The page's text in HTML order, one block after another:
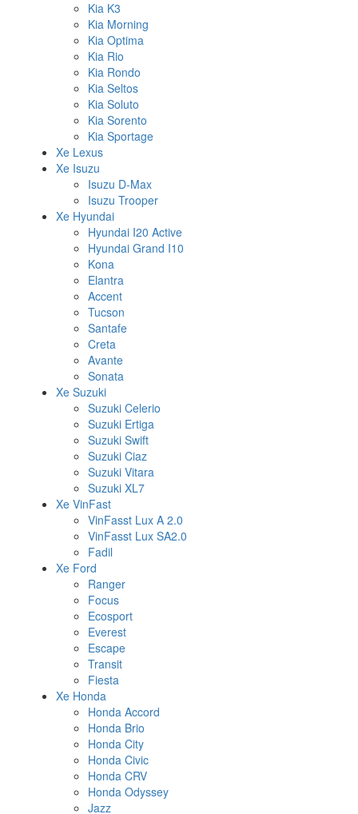
Kia K3
Kia Morning
Kia Optima
Kia Rio
Kia Rondo
Kia Seltos
Kia Soluto
Kia Sorento
Kia Sportage
Xe Lexus
Xe Isuzu
Isuzu D-Max
Isuzu Trooper
Xe Hyundai
Hyundai I20 Active
Hyundai Grand I10
Kona
Elantra
Accent
Tucson
Santafe
Creta
Avante
Sonata
Xe Suzuki
Suzuki Celerio
Suzuki Ertiga
Suzuki Swift
Suzuki Ciaz
Suzuki Vitara
Suzuki XL7
Xe VinFast
VinFasst Lux A 2.0
VinFasst Lux SA2.0
Fadil
Xe Ford
Ranger
Focus
Ecosport
Everest
Escape
Transit
Fiesta
Xe Honda
Honda Accord
Honda Brio
Honda City
Honda Civic
Honda CRV
Honda Odyssey
Jazz